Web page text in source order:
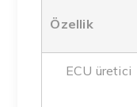
Özellik
ECU üretici